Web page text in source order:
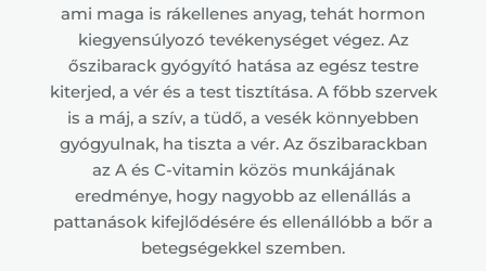
ami maga is rákellenes anyag, tehát hormon
kiegyensúlyozó tevékenységet végez. Az
őszibarack gyógyító hatása az egész testre
kiterjed, a vér és a test tisztítása. A főbb szervek
is a máj, a szív, a tüdő, a vesék könnyebben
gyógyulnak, ha tiszta a vér. Az őszibarackban
az A és C-vitamin közös munkájának
eredménye, hogy nagyobb az ellenállás a
pattanások kifejlődésére és ellenállóbb a bőr a
betegségekkel szemben.